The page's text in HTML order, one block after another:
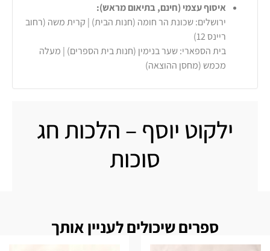
איסוף עצמי (חינם, בתיאום מראש):
ירושלים: שכונת הר חומה (חנות הבית) | קרית משה (רחוב
ריינס 12)
בית הספארי: שער בנימין (חנות בית הספרים) | מעלה
מכמש (מחסן ההוצאה)
ילקוט יוסף – הלכות חג
סוכות
ספרים שיכולים לעניין אותך